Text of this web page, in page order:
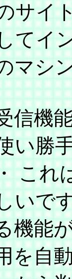
サイ
てイ
マシ
機
い勝
これ
いで
機能
を自